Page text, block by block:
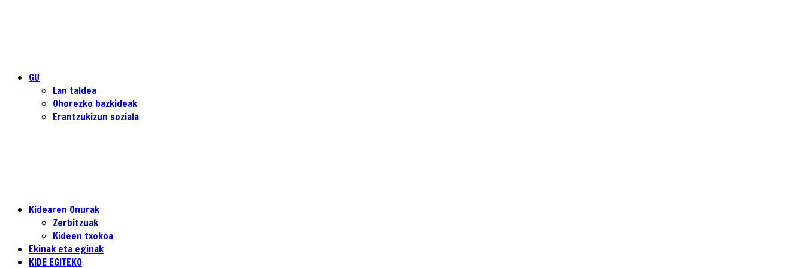
GU
Lan taldea
Ohorezko bazkideak
Erantzukizun soziala
Kidearen Onurak
Zerbitzuak
Kideen txokoa
Ekinak eta eginak
KIDE EGITEKO